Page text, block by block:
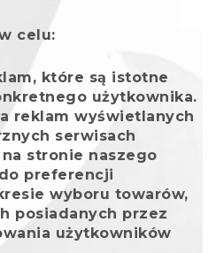
celu:
które są istotne
użytkownika.
reklam wyświetlanych
serwisach
stronie naszego
preferencji
wyboru towarów,
posiadanych przez
użytkowników